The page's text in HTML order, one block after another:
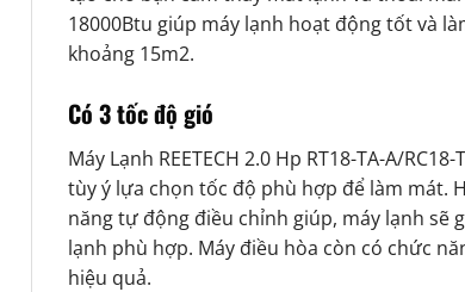
18000Btu giúp máy lạnh hoạt động tốt và
khoảng 15m2.
Có 3 tốc độ gió
Máy Lạnh REETECH 2.0 Hp RT18-TA-A/
tùy ý lựa chọn tốc độ phù hợp để làm mát.
năng tự động điều chỉnh giúp, máy lạnh sẽ
lạnh phù hợp. Máy điều hòa còn có chức
hiệu quả.